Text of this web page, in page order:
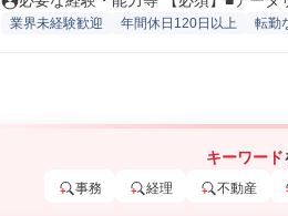
業界未経験歓迎 年間休日120日以上 転勤
キーワード
事務 経理 不動産